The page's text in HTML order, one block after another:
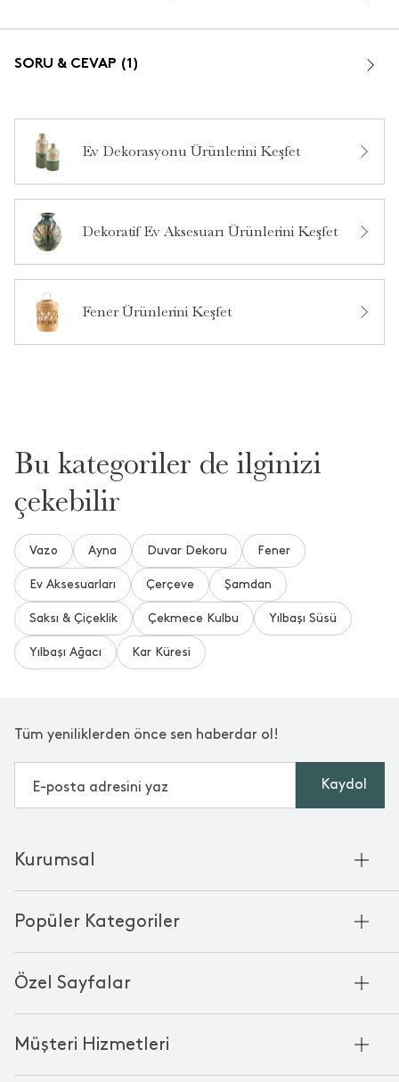
SORU & CEVAP (1)
Ağız çapını - genişliğini öğrenebilir miyim?
13 Şubat 2026
Merhaba, ürün 34X60,5 cm ölçüsündedir. İlginiz için
Ev Dekorasyonu Ürünlerini Keşfet
Dekoratif Ev Aksesuarı Ürünlerini Keşfet
Fener Ürünlerini Keşfet
Bu kategoriler de ilginizi
çekebilir
Vazo Ayna Duvar Dekoru Fener
Ev Aksesuarları Çerçeve Şamdan
Saksı & Çiçeklik Çekmece Kulbu Yılbaşı Süsü
Yılbaşı Ağacı Kar Küresi
Tüm yeniliklerden önce sen haberdar ol!
Kaydol
Popüler Kategoriler
Bornoz
Özel Sayfalar
Black Friday
Kurumsal
Kurumsal Satış
Chakra Manifesto
Mağazalarımız
Çerez Politikası
Müşteri Hizmetleri